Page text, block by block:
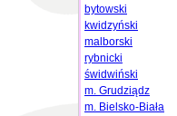
bytowski
kwidzyński
malborski
rybnicki
świdwiński
m. Grudziądz
m. Bielsko-Biała